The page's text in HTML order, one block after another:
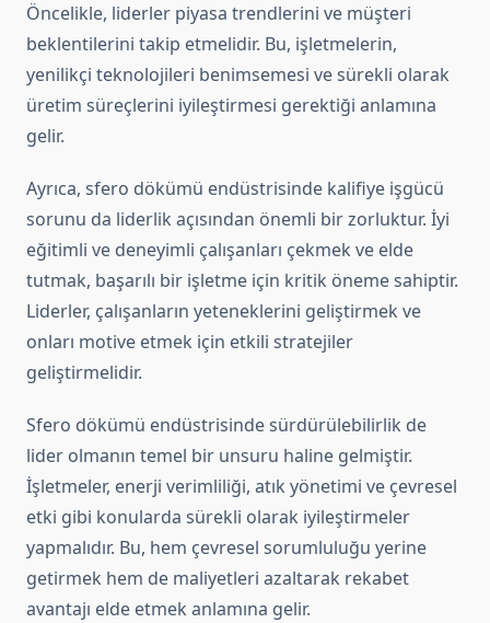
Öncelikle, liderler piyasa trendlerini ve müşteri
beklentilerini takip etmelidir. Bu, işletmelerin,
yenilikçi teknolojileri benimsemesi ve sürekli olarak
üretim süreçlerini iyileştirmesi gerektiği anlamına
gelir.
Ayrıca, sfero dökümü endüstrisinde kalifiye işgücü
sorunu da liderlik açısından önemli bir zorluktur. İyi
eğitimli ve deneyimli çalışanları çekmek ve elde
tutmak, başarılı bir işletme için kritik öneme sahiptir.
Liderler, çalışanların yeteneklerini geliştirmek ve
onları motive etmek için etkili stratejiler
geliştirmelidir.
Sfero dökümü endüstrisinde sürdürülebilirlik de
lider olmanın temel bir unsuru haline gelmiştir.
İşletmeler, enerji verimliliği, atık yönetimi ve çevresel
etki gibi konularda sürekli olarak iyileştirmeler
yapmalıdır. Bu, hem çevresel sorumluluğu yerine
getirmek hem de maliyetleri azaltarak rekabet
avantajı elde etmek anlamına gelir.